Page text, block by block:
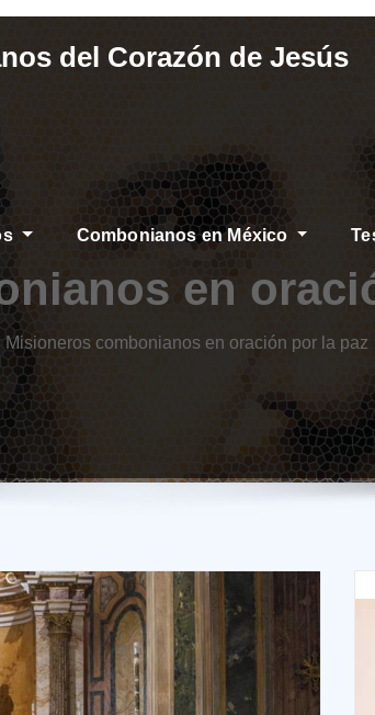
del Corazón de Jesús
Combonianos en México
en
Misioneros combonianos en oración por la paz